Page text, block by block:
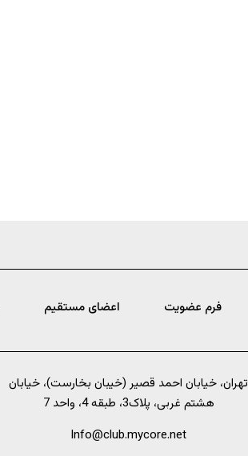
فرم عضویت اعضای مستقیم
تهران، خیابان احمد قصیر (خیبان بخارست)، خیابان
هشتم غربی، پلاک3، طبقه 4، واحد 7
Info@club.mycore.net